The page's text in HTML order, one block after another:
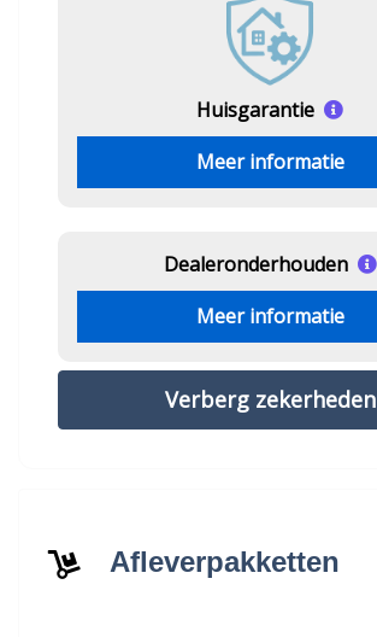
Huisgarantie
Meer informatie
Dealeronderhouden
Meer informatie
Verberg zekerheden
Afleverpakketten